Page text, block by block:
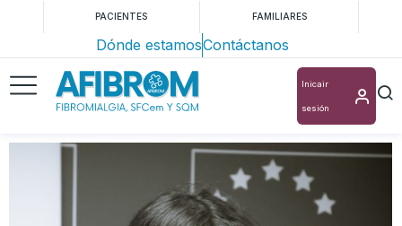
PACIENTES FAMILIARES
Dónde estamosContáctanos
Inicair
sesión